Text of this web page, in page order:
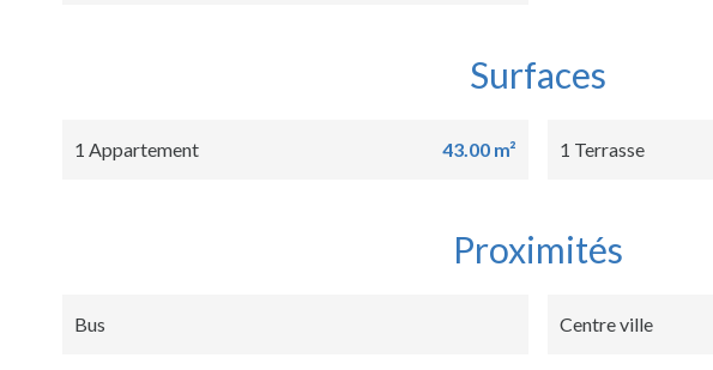
Surfaces
1 Appartement 43.00 m² 1 Terrasse
Proximités
Bus Centre ville